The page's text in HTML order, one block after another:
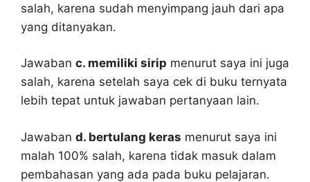
salah, karena sudah menyimpang jauh dari apa
yang ditanyakan.
Jawaban c. memiliki sirip menurut saya ini juga
salah, karena setelah saya cek di buku ternyata
lebih tepat untuk jawaban pertanyaan lain.
Jawaban d. bertulang keras menurut saya ini
malah 100% salah, karena tidak masuk dalam
pembahasan yang ada pada buku pelajaran.